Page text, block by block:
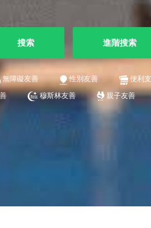
搜索 進階搜索
無障礙友善 性別友善 便利
穆斯林友善 親子友善